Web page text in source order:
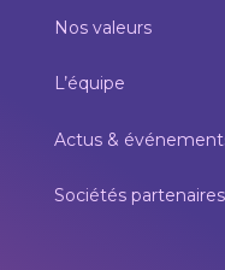
Nos valeurs
L’équipe
Actus &
Sociétés partenaires